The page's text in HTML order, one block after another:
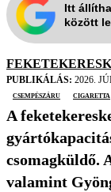
Itt
között
PUBLIKÁLÁS: 2026.
csempészáru
cigaretta
A
csomagküldő.
valamint